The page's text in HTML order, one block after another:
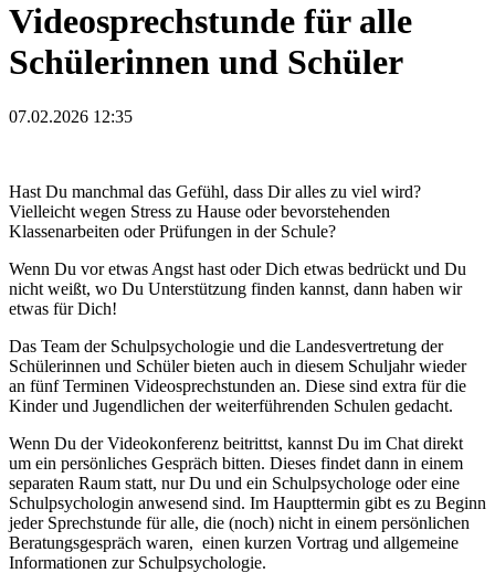
Videosprechstunde für alle
Schülerinnen und Schüler
07.02.2026 12:35
Hast Du manchmal das Gefühl, dass Dir alles zu viel wird?
Vielleicht wegen Stress zu Hause oder bevorstehenden
Klassenarbeiten oder Prüfungen in der Schule?
Wenn Du vor etwas Angst hast oder Dich etwas bedrückt und Du
nicht weißt, wo Du Unterstützung finden kannst, dann haben wir
etwas für Dich!
Das Team der Schulpsychologie und die Landesvertretung der
Schülerinnen und Schüler bieten auch in diesem Schuljahr wieder
an fünf Terminen Videosprechstunden an. Diese sind extra für die
Kinder und Jugendlichen der weiterführenden Schulen gedacht.
Wenn Du der Videokonferenz beitrittst, kannst Du im Chat direkt
um ein persönliches Gespräch bitten. Dieses findet dann in einem
separaten Raum statt, nur Du und ein Schulpsychologe oder eine
Schulpsychologin anwesend sind. Im Haupttermin gibt es zu Beginn
jeder Sprechstunde für alle, die (noch) nicht in einem persönlichen
Beratungsgespräch waren, einen kurzen Vortrag und allgemeine
Informationen zur Schulpsychologie.